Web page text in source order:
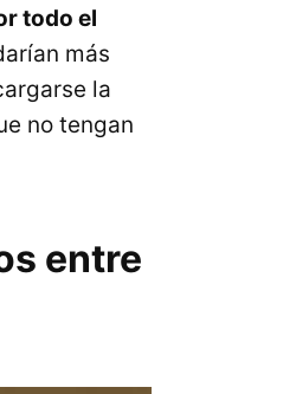
todo el
más
la
no tengan
entre